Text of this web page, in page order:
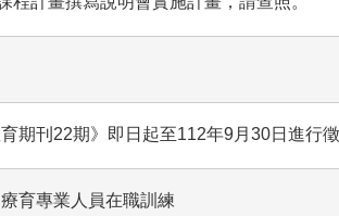
期刊22期》即日起至112年9月30日進行
育專業人員在職訓練